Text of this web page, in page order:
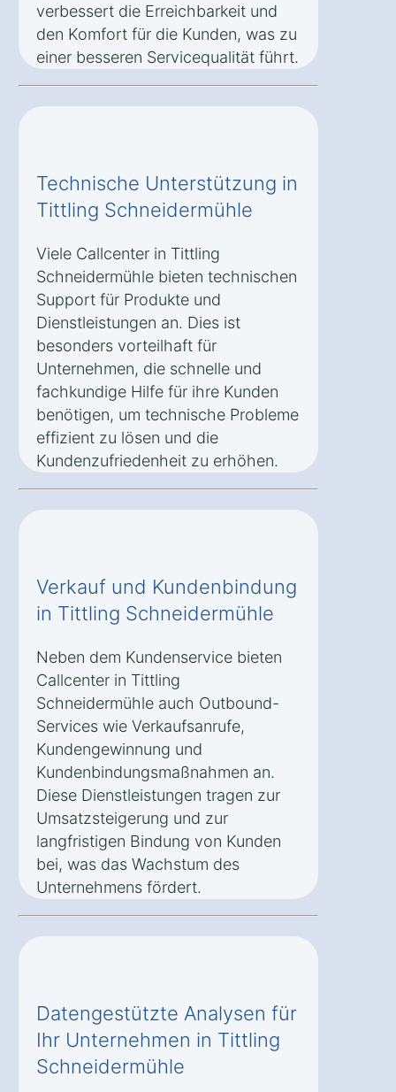
verbessert die Erreichbarkeit und
den Komfort für die Kunden, was zu
einer besseren Servicequalität führt.
Technische Unterstützung in
Tittling Schneidermühle
Viele Callcenter in Tittling
Schneidermühle bieten technischen
Support für Produkte und
Dienstleistungen an. Dies ist
besonders vorteilhaft für
Unternehmen, die schnelle und
fachkundige Hilfe für ihre Kunden
benötigen, um technische Probleme
effizient zu lösen und die
Kundenzufriedenheit zu erhöhen.
Verkauf und Kundenbindung
in Tittling Schneidermühle
Neben dem Kundenservice bieten
Callcenter in Tittling
Schneidermühle auch Outbound-
Services wie Verkaufsanrufe,
Kundengewinnung und
Kundenbindungsmaßnahmen an.
Diese Dienstleistungen tragen zur
Umsatzsteigerung und zur
langfristigen Bindung von Kunden
bei, was das Wachstum des
Unternehmens fördert.
Datengestützte Analysen für
Ihr Unternehmen in Tittling
Schneidermühle